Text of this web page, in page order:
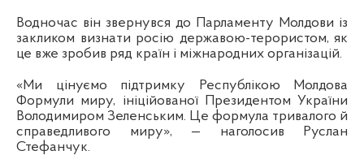
Водночас він звернувся до Парламенту Молдови із
закликом визнати росію державою-терористом, як
це вже зробив ряд країн і міжнародних організацій.
«Ми цінуємо підтримку Республікою Молдова
Формули миру, ініційованої Президентом України
Володимиром Зеленським. Це формула тривалого й
справедливого миру», — наголосив Руслан
Стефанчук.